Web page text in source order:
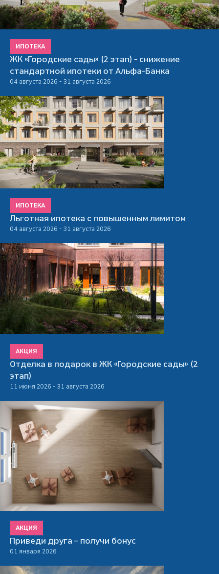
ИПОТЕКА
ЖК «Городские сады» (2 этап) - снижение
стандартной ипотеки от Альфа-Банка
04 августа 2026 - 31 августа 2026
ИПОТЕКА
Льготная ипотека с повышенным лимитом
04 августа 2026 - 31 августа 2026
АКЦИЯ
Отделка в подарок в ЖК «Городские сады» (2
этап)
11 июня 2026 - 31 августа 2026
АКЦИЯ
Приведи друга – получи бонус
01 января 2026